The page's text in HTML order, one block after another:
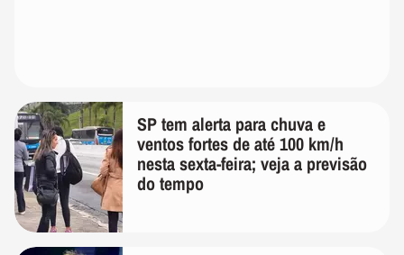
SP tem alerta para chuva e
ventos fortes de até 100 km/h
nesta sexta-feira; veja a previsão
do tempo